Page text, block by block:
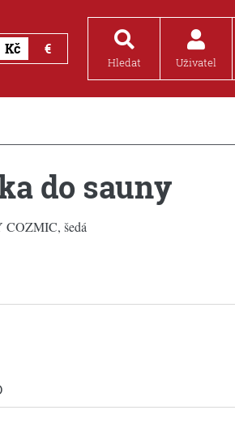
Kč €
Hledat Uživatel
do sauny
šedá